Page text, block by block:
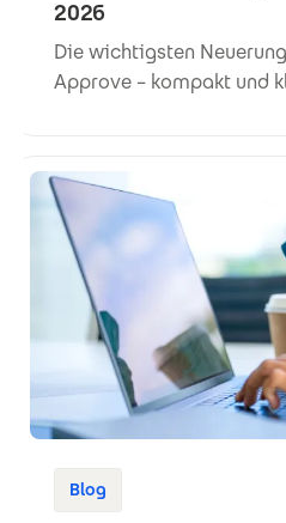
2026
Die wichtigsten
Approve – kompakt und
Blog